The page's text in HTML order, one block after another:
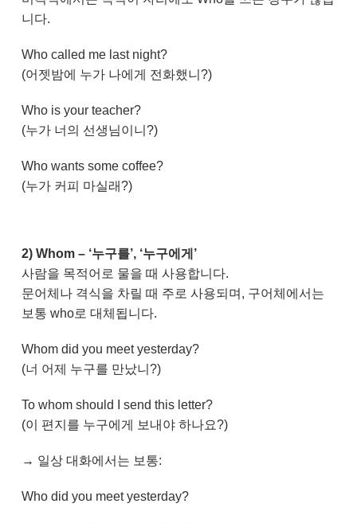
니다.
Who called me last night?
(어젯밤에 누가 나에게 전화했니?)
Who is your teacher?
(누가 너의 선생님이니?)
Who wants some coffee?
(누가 커피 마실래?)
2) Whom – ‘누구를’, ‘누구에게’
사람을 목적어로 물을 때 사용합니다.
문어체나 격식을 차릴 때 주로 사용되며, 구어체에서는
보통 who로 대체됩니다.
Whom did you meet yesterday?
(너 어제 누구를 만났니?)
To whom should I send this letter?
(이 편지를 누구에게 보내야 하나요?)
→ 일상 대화에서는 보통:
Who did you meet yesterday?